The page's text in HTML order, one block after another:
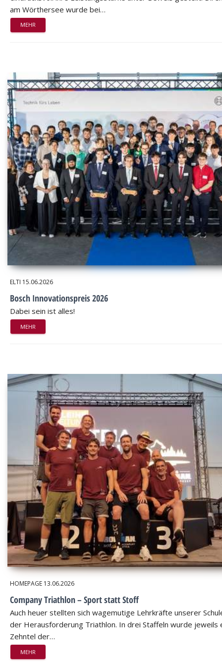
am Wörthersee wurde bei…
MEHR
ELTI 15.06.2026
Bosch Innovationspreis 2026
Dabei sein ist alles!
MEHR
HOMEPAGE 13.06.2026
Company Triathlon – Sport statt Stoff
Auch heuer stellten sich wagemutige Lehrkräfte unserer
der Herausforderung Triathlon. In drei Staffeln wurde jeweils
Zehntel der…
MEHR